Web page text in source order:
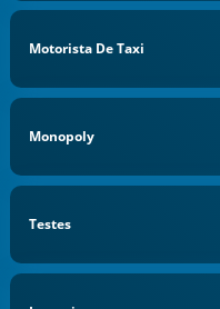
Motorista De Taxi
Monopoly
Testes